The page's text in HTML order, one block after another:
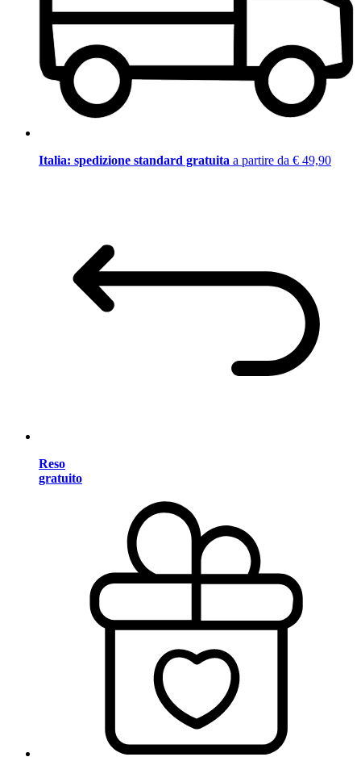
Italia: spedizione standard gratuita a partire da € 49,90
Reso
gratuito